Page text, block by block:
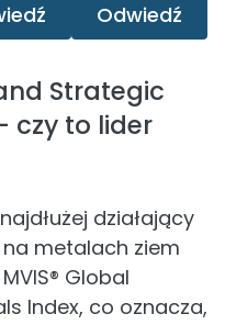
Odwiedź
Strategic
czy to lider
działający
metalach ziem
Global
Index, co oznacza,